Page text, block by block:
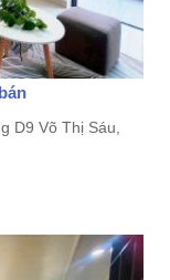
D9 Võ Thị Sáu,